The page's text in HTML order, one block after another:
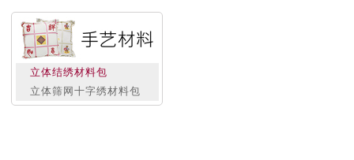
立体结绣材料包
立体筛网十字绣材料包